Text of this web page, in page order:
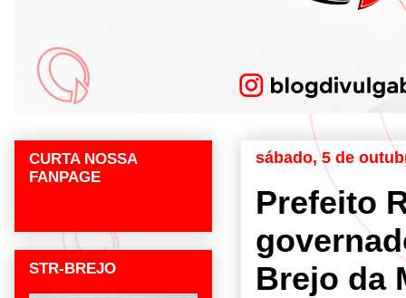
sábado, 5 de
Prefeito
Brejo da
CURTA NOSSA
FANPAGE
STR-BREJO